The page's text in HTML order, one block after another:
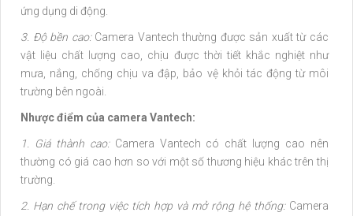
ứng dụng di động.
3. Độ bền cao: Camera Vantech thường được sản xuất từ các
vật liệu chất lượng cao, chịu được thời tiết khắc nghiệt như
mưa, nắng, chống chịu va đập, bảo vệ khỏi tác động từ môi
trường bên ngoài.
Nhược điểm của camera Vantech:
1. Giá thành cao: Camera Vantech có chất lượng cao nên
thường có giá cao hơn so với một số thương hiệu khác trên thị
trường.
2. Hạn chế trong việc tích hợp và mở rộng hệ thống: Camera